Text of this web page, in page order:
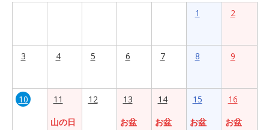
1 2
3 4 5 6 7 8 9
10
11
山の日
12
13
お盆
14
お盆
15
お盆
16
お盆